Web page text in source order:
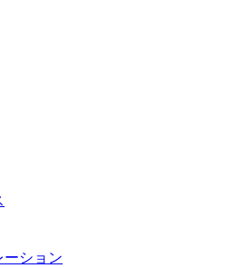
ーション